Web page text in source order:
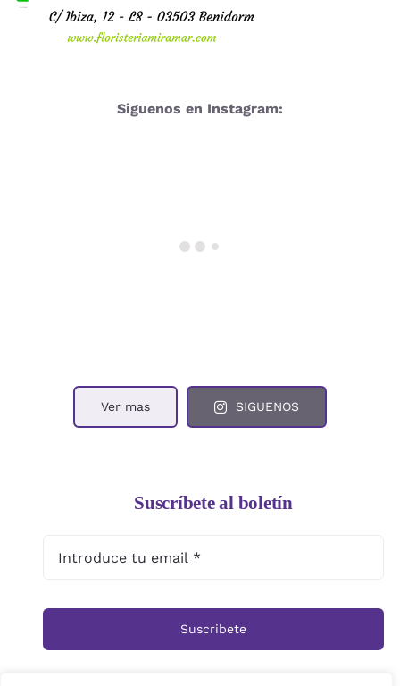
Siguenos en Instagram:
Ver mas SIGUENOS
Suscríbete al boletín
Suscribete